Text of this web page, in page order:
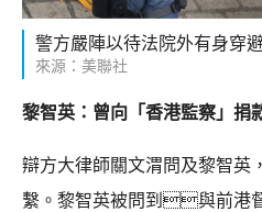
警方嚴陣以待法院外有身穿
來源：美聯社
黎智英：曾向「香港監察」
辯方大律師關文渭問及黎智英
繫。黎智英被問到與前港